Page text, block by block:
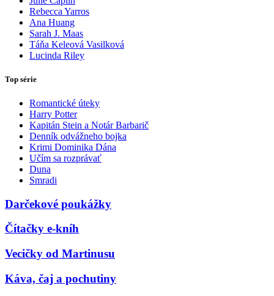
Rebecca Yarros
Ana Huang
Sarah J. Maas
Táňa Keleová Vasilková
Lucinda Riley
Top série
Romantické úteky
Harry Potter
Kapitán Stein a Notár Barbarič
Denník odvážneho bojka
Krimi Dominika Dána
Učím sa rozprávať
Duna
Smradi
Darčekové poukážky
Čítačky e-kníh
Vecičky od Martinusu
Káva, čaj a pochutiny